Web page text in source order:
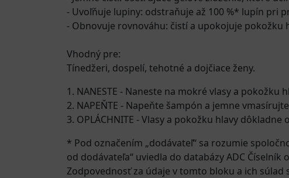
- Uvoľňuje lupiny: odstraňuje až 100 %* lupín pri
- Obnovuje rovnováhu: čistí a upokojuje
Vhodný pre:
Tínedžeri, dospelí, tehotné a dojčiace ženy.
1. NANESTE - Naneste na mokré vlasy a pokožku
2. NAPEŇTE - Napeňte šampón a jemne
3. OPLÁCHNITE - Vlasy a pokožku hlavy dôkladne
* Pod označením „dodávateľ“ sa rozumie
od dodávateľa“ uviedla do databázy ADC
Zodpovednosť za údaje v tomto bloku a ich